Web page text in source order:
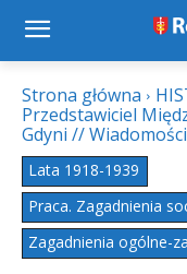
Strona główna
Przedstawiciel
Gdyni //
Lata 1918-1939
Praca. Zagadnienia
Zagadnienia ogólne-